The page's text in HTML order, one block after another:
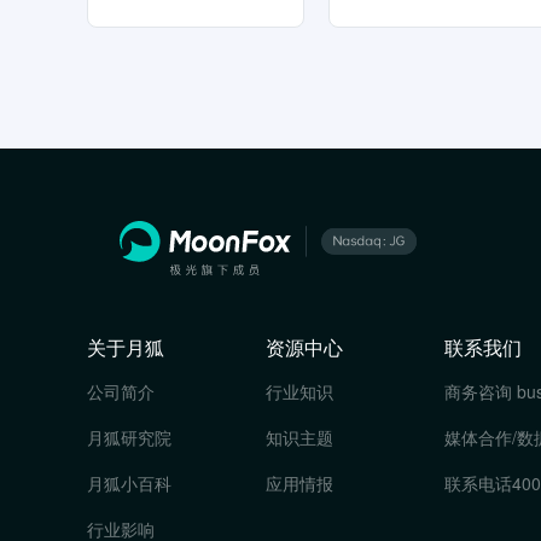
关于月狐
公司简介
月狐研究院
月狐小百科
行业影响
资源中心
行业知识
知识主题
应用情报
联系我们
商务咨询
媒体合作/数
联系电话